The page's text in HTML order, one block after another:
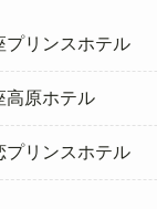
プリンスホテル
高原ホテル
プリンスホテル